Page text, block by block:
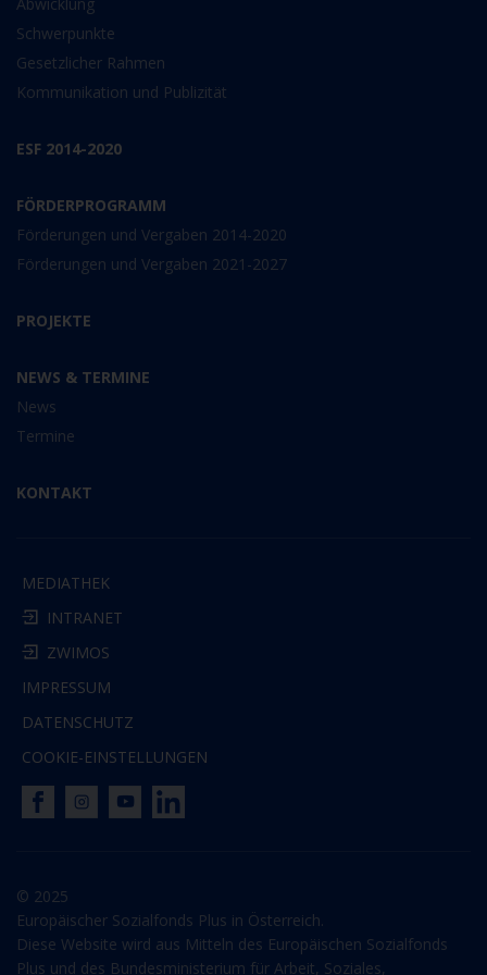
Schwerpunkte
Gesetzlicher Rahmen
Kommunikation und Publizität
ESF 2014-2020
FÖRDERPROGRAMM
Förderungen und Vergaben 2014-2020
Förderungen und Vergaben 2021-2027
PROJEKTE
NEWS & TERMINE
News
Termine
KONTAKT
MEDIATHEK
INTRANET
ZWIMOS
IMPRESSUM
DATENSCHUTZ
COOKIE-EINSTELLUNGEN
© 2025
Europäischer Sozialfonds Plus in Österreich.
Diese Website wird aus Mitteln des Europäischen Sozialfonds
Plus und des Bundesministerium für Arbeit, Soziales,